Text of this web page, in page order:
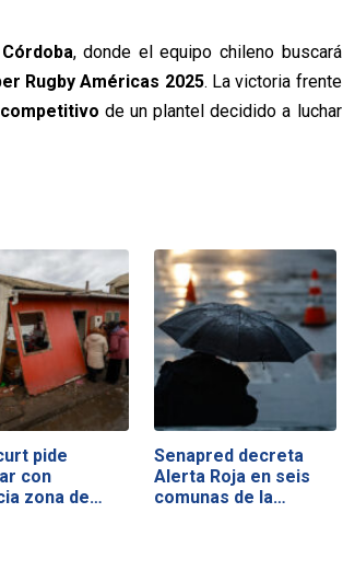
Córdoba, donde el equipo chileno buscará
Rugby Américas 2025. La victoria frente
de un plantel decidido a luchar
pide
con
zona de…
Senapred decreta
Alerta Roja en seis
comunas de la…